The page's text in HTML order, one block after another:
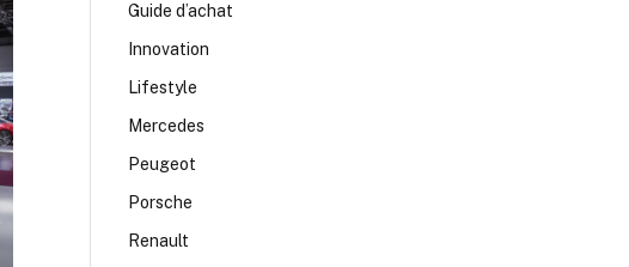
Guide d’achat
Innovation
Lifestyle
Mercedes
Peugeot
Porsche
Renault